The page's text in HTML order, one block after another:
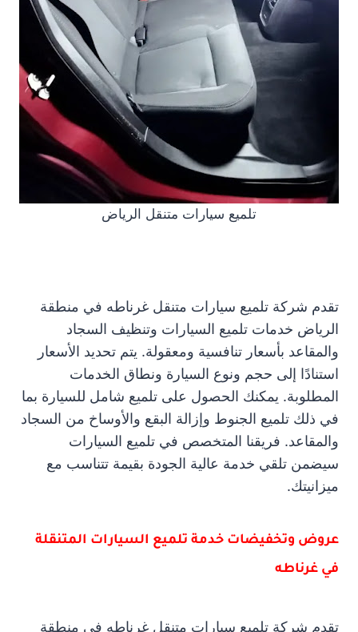
تلميع سيارات متنقل الرياض
تقدم شركة تلميع سيارات متنقل غرناطه في منطقة
الرياض خدمات تلميع السيارات وتنظيف السجاد
والمقاعد بأسعار تنافسية ومعقولة. يتم تحديد الأسعار
استنادًا إلى حجم ونوع السيارة ونطاق الخدمات
المطلوبة. يمكنك الحصول على تلميع شامل للسيارة بما
في ذلك تلميع الجنوط وإزالة البقع والأوساخ من السجاد
والمقاعد. فريقنا المتخصص في تلميع السيارات
سيضمن تلقي خدمة عالية الجودة بقيمة تتناسب مع
ميزانيتك.
عروض وتخفيضات خدمة تلميع السيارات المتنقلة
في غرناطه
تقدم شركة تلميع سيارات متنقل غرناطه في منطقة